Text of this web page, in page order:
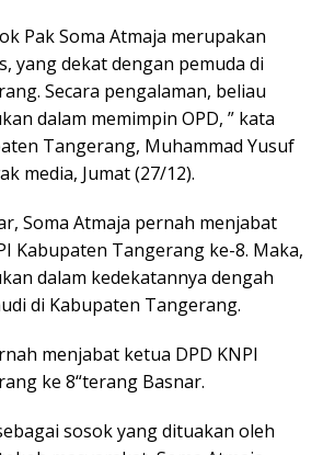
Pak Soma Atmaja merupakan
yang dekat dengan pemuda di
Secara pengalaman, beliau
dalam memimpin OPD, ” kata
Tangerang, Muhammad Yusuf
media, Jumat (27/12).
Soma Atmaja pernah menjabat
Kabupaten Tangerang ke-8. Maka,
dalam kedekatannya dengah
di Kabupaten Tangerang.
menjabat ketua DPD KNPI
ke 8“terang Basnar.
sosok yang dituakan oleh